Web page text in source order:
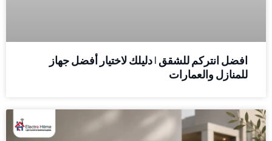
افضل انتركم للشقق | دليلك لاختيار أفضل جهاز
للمنازل والعمارات